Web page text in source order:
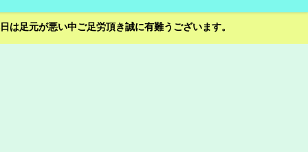
足元が悪い中ご足労頂き誠に有難うございます。